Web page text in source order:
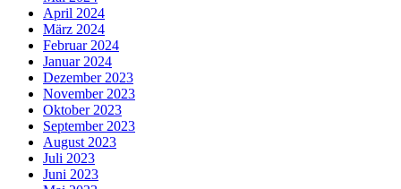
April 2024
März 2024
Februar 2024
Januar 2024
Dezember 2023
November 2023
Oktober 2023
September 2023
August 2023
Juli 2023
Juni 2023